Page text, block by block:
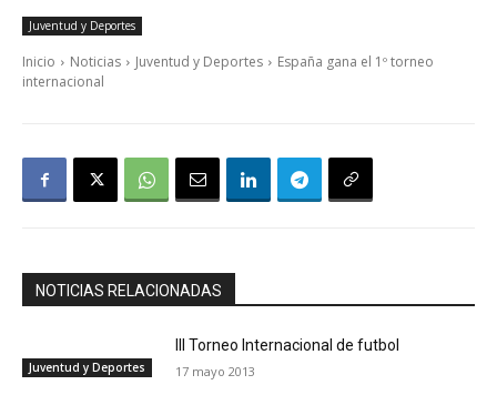
Juventud y Deportes
Inicio Noticias Juventud y Deportes
España gana el 1º torneo
internacional
NOTICIAS RELACIONADAS
Juventud y Deportes
III Torneo Internacional de futbol
17 mayo 2013